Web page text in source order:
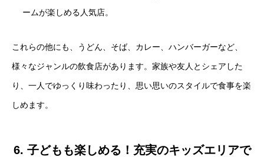
ームが楽しめる人気店。
これらの他にも、うどん、そば、カレー、ハンバーガーなど、
様々なジャンルの飲食店があります。家族や友人とシェアした
り、一人でゆっくり味わったり、思い思いのスタイルで食事を楽
しめます。
6. 子どもも楽しめる！充実のキッズエリアで